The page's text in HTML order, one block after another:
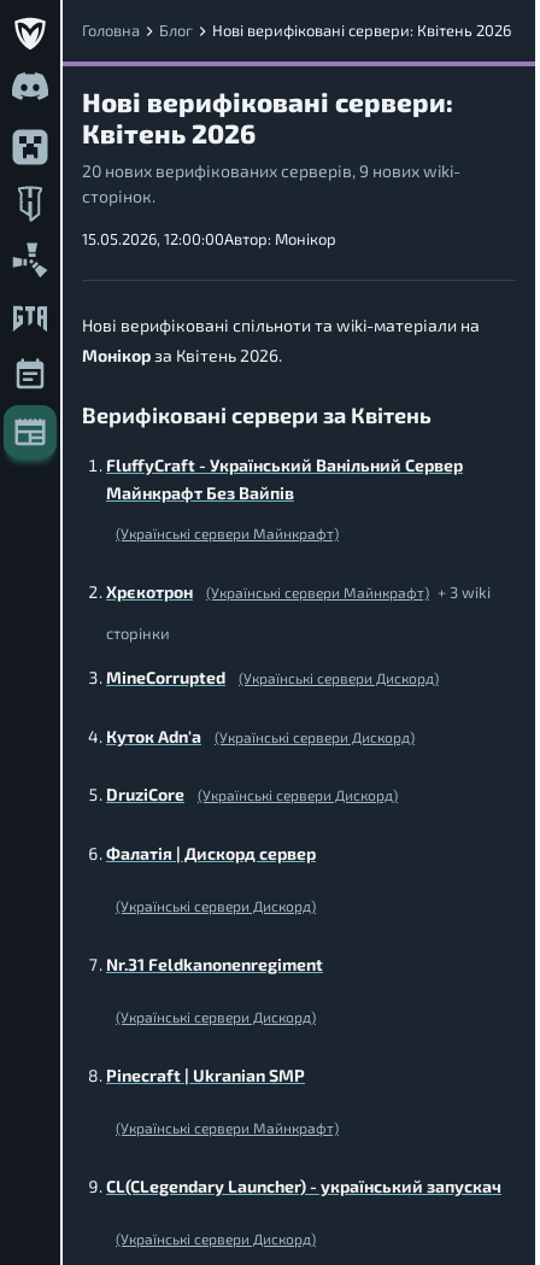
Головна Блог Нові верифіковані сервери: Квітень 2026
Нові верифіковані сервери:
Квітень 2026
20 нових верифікованих серверів, 9 нових wiki-
сторінок.
15.05.2026, 12:00:00Автор: Монікор
Нові верифіковані спільноти та wiki-матеріали на
Монікорза Квітень 2026.
Верифіковані сервери за Квітень
FluffyCraft - Український Ванільний Сервер
Майнкрафт Без Вайпів
(Українські сервери Майнкрафт)
Хрєкотрон (Українські сервери Майнкрафт) + 3 wiki
сторінки
MineCorrupted (Українські сервери Дискорд)
Куток Adn'a (Українські сервери Дискорд)
DruziCore (Українські сервери Дискорд)
Фалатія | Дискорд сервер
(Українські сервери Дискорд)
Nr.31 Feldkanonenregiment
(Українські сервери Дискорд)
Pinecraft | Ukranian SMP
(Українські сервери Майнкрафт)
CL(CLegendary Launcher) - український запускач
(Українські сервери Дискорд)